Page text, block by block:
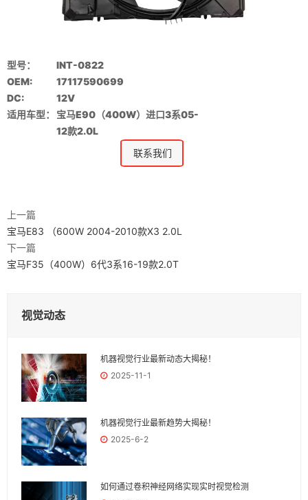
型号：
INT-0822
OEM:
17117590699
DC:
12V
适用车型：
宝马E90（400W）进口3系05-
12款2.0L
联系我们
上一篇
宝马E83 （600W 2004-2010款X3 2.0L
下一篇
宝马F35（400W）6代3系16-19款2.0T
视觉动态
机器视觉行业最新动态大揭秘！
2025-11-1
机器视觉行业最新趋势大揭秘！
2025-6-2
如何通过卷积神经网络实现实时视觉检测